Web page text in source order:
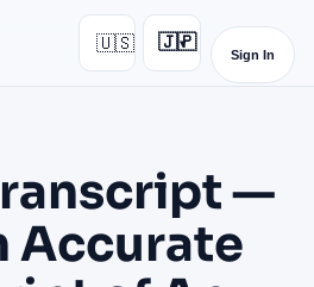
🇺🇸 🇯🇵
▾
Sign In
—
Accurate